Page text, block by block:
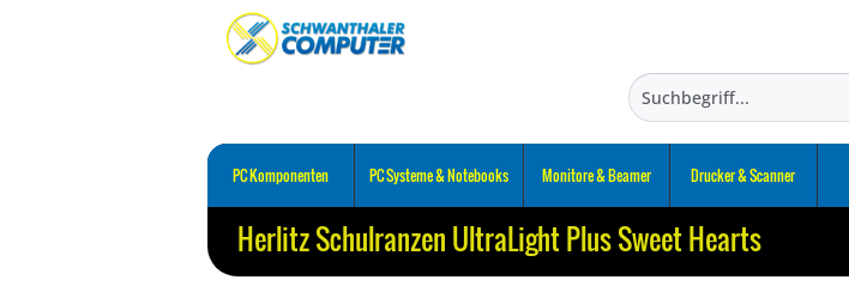
PC Komponenten PC Systeme & Notebooks Monitore & Beamer Drucker & Scanner
Herlitz Schulranzen UltraLight Plus Sweet Hearts